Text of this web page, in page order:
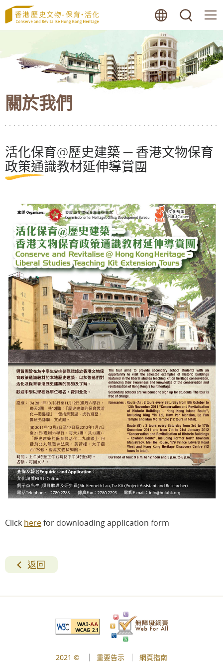
至
內
容
始
關於我們
活化保育@歷史建築 ─ 香港文物保育
政策通識教材延伸導賞團
Click herefor downloading application form
返回
2021 © 重要告示 網頁指南